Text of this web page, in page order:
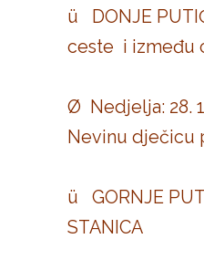
ü DONJE
ceste i između
Ø Nedjelja: 28.
Nevinu dječicu
ü GORNJE
STANICA